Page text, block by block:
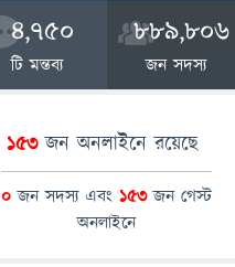
4,750
টি মন্তব্য
889,806
জন সদস্য
153জন অনলাইনে রয়েছে
0 জন সদস্য এবং 153জন গেস্ট
অনলাইনে